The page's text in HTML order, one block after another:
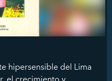
hipersensible del Lima